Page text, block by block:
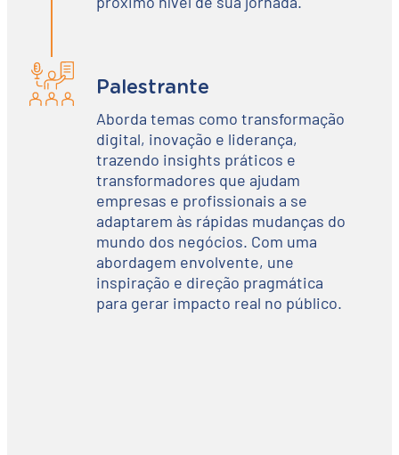
Palestrante
Aborda temas como transformação
digital, inovação e liderança,
trazendo insights práticos e
transformadores que ajudam
empresas e profissionais a se
adaptarem às rápidas mudanças do
mundo dos negócios. Com uma
abordagem envolvente, une
inspiração e direção pragmática
para gerar impacto real no público.